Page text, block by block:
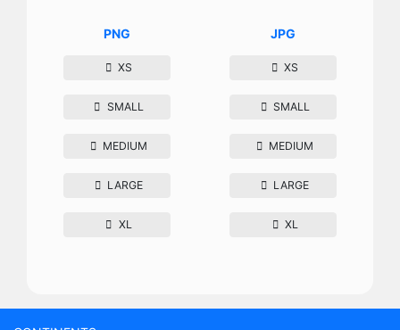
PNG
XS
SMALL
MEDIUM
LARGE
XL
JPG
XS
SMALL
MEDIUM
LARGE
XL